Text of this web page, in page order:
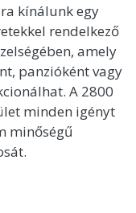
kínálunk egy
rendelkező
amely
panzióként vagy
A 2800
minden igényt
minőségű